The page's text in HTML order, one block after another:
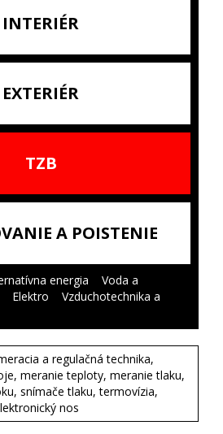
INTERIÉR
EXTERIÉR
TZB
A POISTENIE
energia
Voda a
Elektro
Vzduchotechnika a
a regulačná technika,
meranie teploty, meranie tlaku,
snímače tlaku, termovízia,
nos